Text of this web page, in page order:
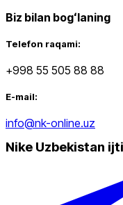
Biz bilan bogʻlaning
Telefon raqami:
+998 55 505 88 88
E-mail:
info@nk-online.uz
Nike Uzbekistan